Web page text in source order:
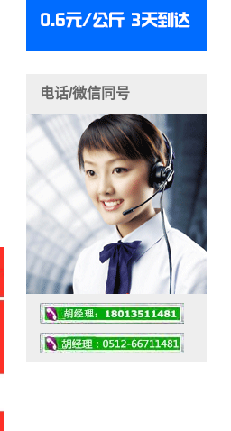
电话/微信同号